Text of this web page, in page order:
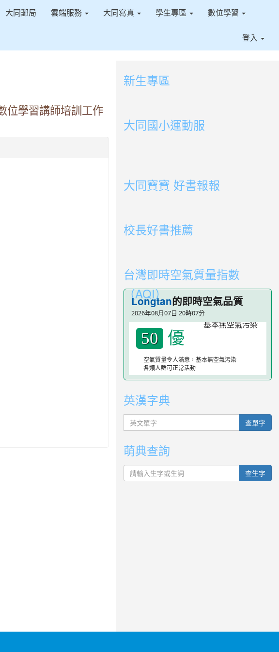
大同郵局 雲端服務 大同寫真 學生專區 數位學習
登入
位學習講師培訓工作
新生專區
大同國小運動服
大同寶寶 好書報報
校長好書推薦
台灣即時空氣質量指數
（AQI）
Longtan的即時空氣品質
2026年08月07日 20時07分
50 優
空氣質量令人滿意，基本無空氣污染
各類人群可正常活動
英漢字典
英文單字 查單字
萌典查詢
查生字